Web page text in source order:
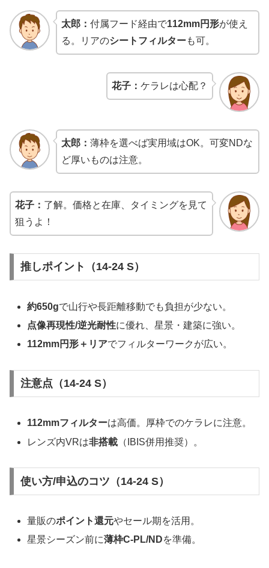
太郎： 付属フード経由で112mm円形が使え
る。リアのシートフィルターも可。
花子：ケラレは心配？
太郎： 薄枠を選べば実用域はOK。可変NDな
ど厚いものは注意。
花子： 了解。価格と在庫、タイミングを見て
狙うよ！
推しポイント（14-24 S）
約650gで山行や長距離移動でも負担が少ない。
点像再現性/逆光耐性に優れ、星景・建築に強い。
112mm円形＋リアでフィルターワークが広い。
注意点（14-24 S）
112mmフィルターは高価。厚枠でのケラレに注意。
レンズ内VRは非搭載 （IBIS併用推奨）。
使い方/申込のコツ（14-24 S）
量販のポイント還元やセール期を活用。
星景シーズン前に薄枠C-PL/NDを準備。